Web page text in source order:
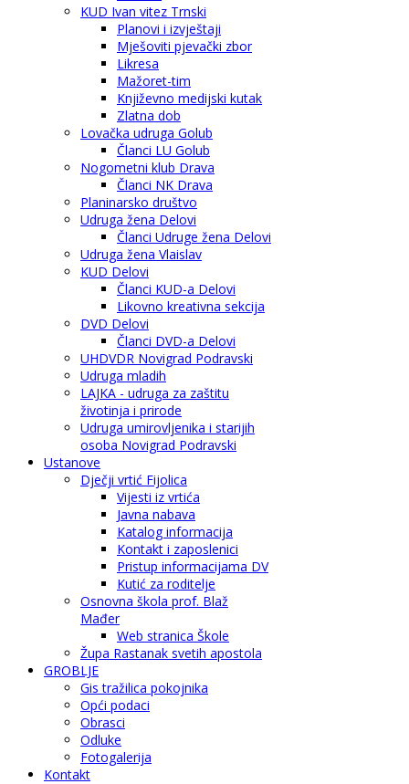
KUD Ivan vitez Trnski
Planovi i izvještaji
Mješoviti pjevački zbor
Likresa
Mažoret-tim
Književno medijski kutak
Zlatna dob
Lovačka udruga Golub
Članci LU Golub
Nogometni klub Drava
Članci NK Drava
Planinarsko društvo
Udruga žena Delovi
Članci Udruge žena Delovi
Udruga žena Vlaislav
KUD Delovi
Članci KUD-a Delovi
Likovno kreativna sekcija
DVD Delovi
Članci DVD-a Delovi
UHDVDR Novigrad Podravski
Udruga mladih
LAJKA - udruga za zaštitu
životinja i prirode
Udruga umirovljenika i starijih
osoba Novigrad Podravski
Ustanove
Dječji vrtić Fijolica
Vijesti iz vrtića
Javna nabava
Katalog informacija
Kontakt i zaposlenici
Pristup informacijama DV
Kutić za roditelje
Osnovna škola prof. Blaž
Mađer
Web stranica Škole
Župa Rastanak svetih apostola
GROBLJE
Gis tražilica pokojnika
Opći podaci
Obrasci
Odluke
Fotogalerija
Kontakt